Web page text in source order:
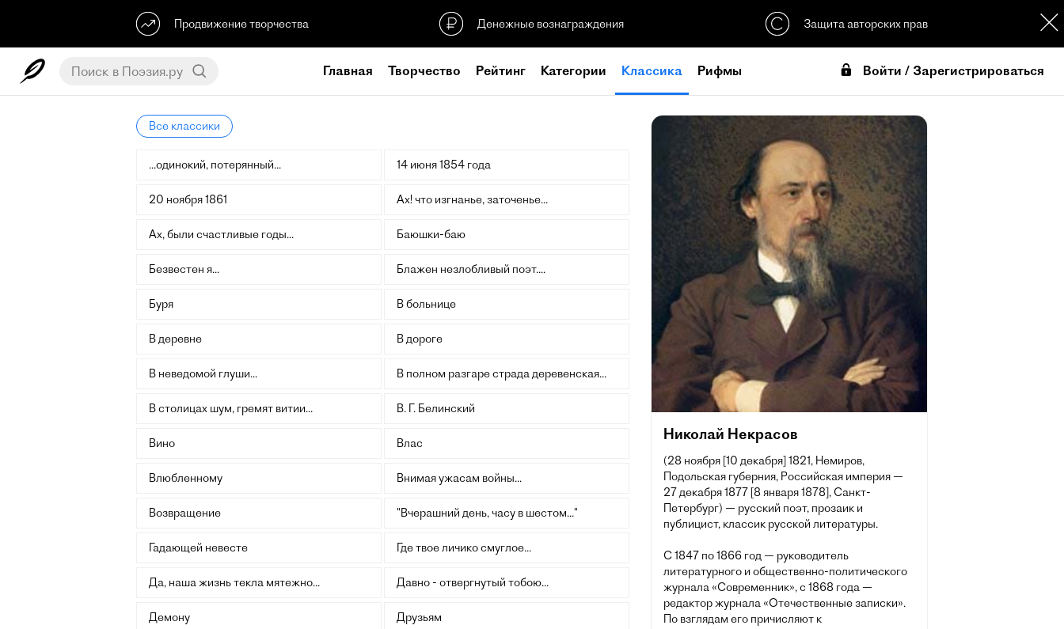
Продвижение творчества Денежные вознаграждения Защита авторских прав
Главная Творчество Рейтинг Категории Классика Рифмы Войти / Зарегистрироваться
Николай Некрасов
(28 ноября [10 декабря] 1821, Немиров,
Подольская губерния, Российская империя —
27 декабря 1877 [8 января 1878], Санкт-
Петербург) — русский поэт, прозаик и
публицист, классик русской литературы.
С 1847 по 1866 год — руководитель
литературного и общественно-политического
журнала «Современник», с 1868 года —
редактор журнала «Отечественные записки».
По взглядам его причисляют к
Все классики
...одинокий, потерянный... 14 июня 1854 года
20 ноября 1861 Ах! что изгнанье, заточенье...
Ах, были счастливые годы... Баюшки-баю
Безвестен я... Блажен незлобливый поэт....
Буря В больнице
В деревне В дороге
В неведомой глуши... В полном разгаре страда деревенская...
В столицах шум, гремят витии... В. Г. Белинский
Вино Влас
Влюбленному Внимая ужасам войны...
Возвращение "Вчерашний день, часу в шестом..."
Гадающей невесте Где твое личико смуглое...
Да, наша жизнь текла мятежно... Давно - отвергнутый тобою...
Демону Друзьям